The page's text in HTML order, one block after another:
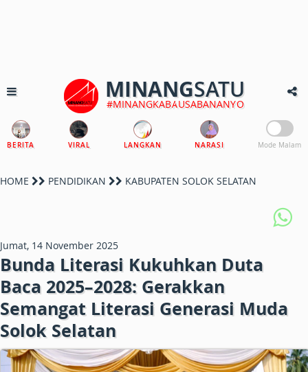
MINANGSATU
#MINANGKABAUSABANANYO
BERITA VIRAL LANGKAN NARASI Mode Malam
HOME PENDIDIKAN KABUPATEN SOLOK SELATAN
Jumat, 14 November 2025
Bunda Literasi Kukuhkan Duta
Baca 2025–2028: Gerakkan
Semangat Literasi Generasi Muda
Solok Selatan